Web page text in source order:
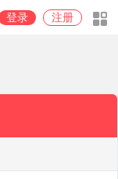
登录 注册